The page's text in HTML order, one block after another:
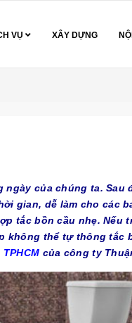
VỤ XÂY DỰNG
của chúng ta. Sau
gian, dễ làm cho các
tắc bồn cầu nhẹ. Nếu
thể tự thông tắc
của công ty